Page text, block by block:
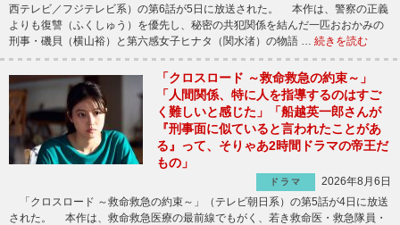
西テレビ／フジテレビ系）の第6話が5日に放送された。 本作は、警察の正義
よりも復讐（ふくしゅう）を優先し、秘密の共犯関係を結んだ一匹おおかみの
刑事・磯貝（横山裕）と第六感女子ヒナタ（関水渚）の物語 … 続きを読む
「クロスロード ～救命救急の約束～」
「人間関係、特に人を指導するのはすご
く難しいと感じた」「船越英一郎さんが
『刑事面に似ていると言われたことがあ
る』って、そりゃあ2時間ドラマの帝王だ
もの」
ドラマ
2026年8月6日
「クロスロード ～救命救急の約束～」（テレビ朝日系）の第5話が4日に放送
された。 本作は、救命救急医療の最前線でもがく、若き救命医・救急隊員・